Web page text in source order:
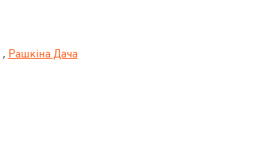
, Рашкіна Дача